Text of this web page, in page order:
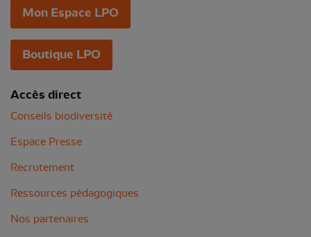
Mon Espace LPO
Boutique LPO
Accès direct
Conseils biodiversité
Espace Presse
Recrutement
Ressources pédagogiques
Nos partenaires